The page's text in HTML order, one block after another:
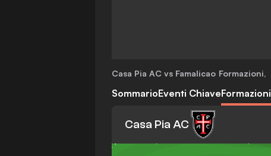
Casa Pia AC vs Famalicao Formazioni,
SommarioEventi ChiaveFormazioni
Casa Pia AC